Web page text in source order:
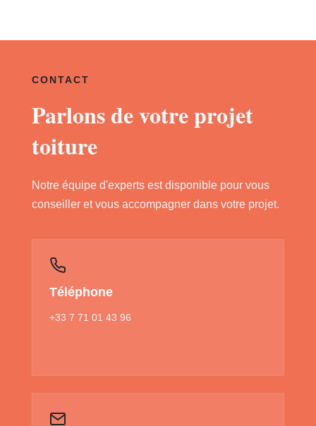
CONTACT
Parlons de votre projet
toiture
Notre équipe d'experts est disponible pour vous
conseiller et vous accompagner dans votre projet.
Téléphone
+33 7 71 01 43 96